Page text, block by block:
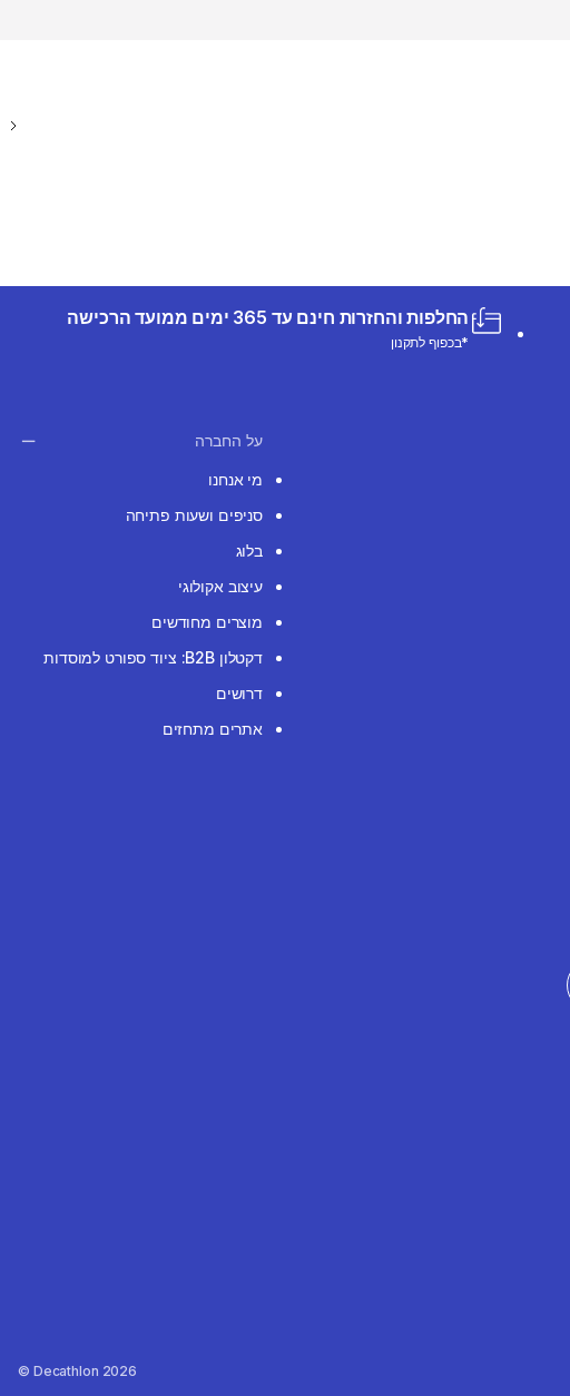
החלפות והחזרות חינם עד 365 ימים ממועד הרכישה
*בכפוף לתקנון
על החברה
מי אנחנו
סניפים ושעות פתיחה
בלוג
עיצוב אקולוגי
מוצרים מחודשים
דקטלון B2B: ציוד ספורט למוסדות
דרושים
אתרים מתחזים
Decathlon 2026 ©